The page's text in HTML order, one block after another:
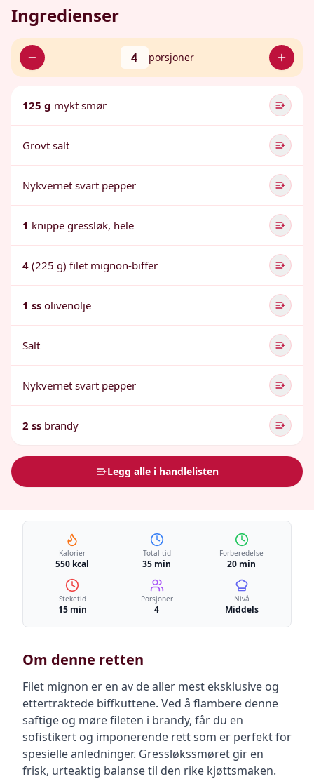
Ingredienser
4 porsjoner
125 g mykt smør
Grovt salt
Nykvernet svart pepper
1 knippe gressløk, hele
4 (225 g) filet mignon-biffer
1 ss olivenolje
Salt
Nykvernet svart pepper
2 ss brandy
Legg alle i handlelisten
Kalorier
550 kcal
Total tid
35 min
Forberedelse
20 min
Steketid
15 min
Porsjoner
4
Nivå
Middels
Om denne retten
Filet mignon er en av de aller mest eksklusive og
ettertraktede biffkuttene. Ved å flambere denne
saftige og møre fileten i brandy, får du en
sofistikert og imponerende rett som er perfekt for
spesielle anledninger. Gressløkssmøret gir en
frisk, urteaktig balanse til den rike kjøttsmaken.